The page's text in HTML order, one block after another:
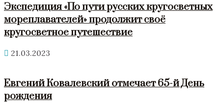
Экспедиция «По пути русских кругосветных
мореплавателей» продолжит своё
кругосветное путешествие
21.03.2023
Евгений Ковалевский отмечает 65-й День
рождения